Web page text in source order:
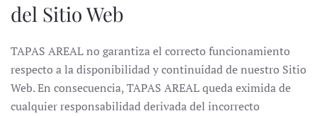
del Sitio Web
TAPAS AREAL no garantiza el correcto funcionamiento
respecto a la disponibilidad y continuidad de nuestro Sitio
Web. En consecuencia, TAPAS AREAL queda eximida de
cualquier responsabilidad derivada del incorrecto